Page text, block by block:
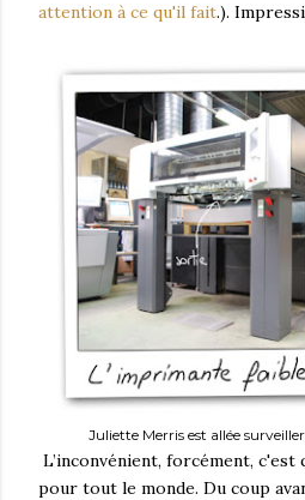
attention à ce qu'il fait.).
Juliette Merris est allée
L’inconvénient, forcément, c'est
pour tout le monde. Du coup